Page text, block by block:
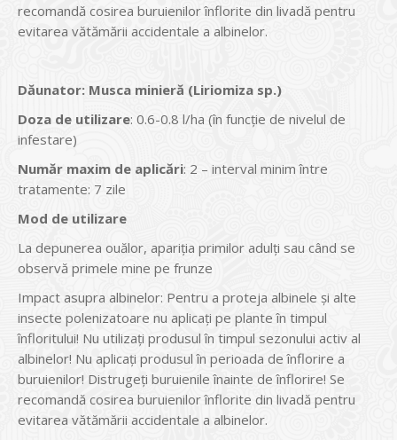
recomandă cosirea buruienilor înflorite din livadă pentru
evitarea vătămării accidentale a albinelor.
Dăunator: Musca minieră (Liriomiza sp.)
Doza de utilizare: 0.6-0.8 l/ha (în funcţie de nivelul de
infestare)
Număr maxim de aplicări: 2 – interval minim între
tratamente: 7 zile
Mod de utilizare
La depunerea ouălor, apariţia primilor adulţi sau când se
observă primele mine pe frunze
Impact asupra albinelor: Pentru a proteja albinele şi alte
insecte polenizatoare nu aplicaţi pe plante în timpul
înfloritului! Nu utilizaţi produsul în timpul sezonului activ al
albinelor! Nu aplicaţi produsul în perioada de înflorire a
buruienilor! Distrugeţi buruienile înainte de înflorire! Se
recomandă cosirea buruienilor înflorite din livadă pentru
evitarea vătămării accidentale a albinelor.